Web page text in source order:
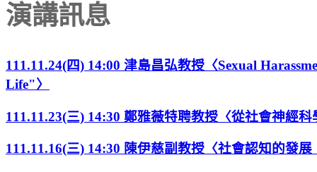
演講訊息
111.11.24(四) 14:00 津島昌弘教授〈Sexual
Life"〉
111.11.23(三) 14:30 鄭雅薇特聘教授〈從社會神經
111.11.16(三) 14:30 陳伊慈副教授〈社會認知的發